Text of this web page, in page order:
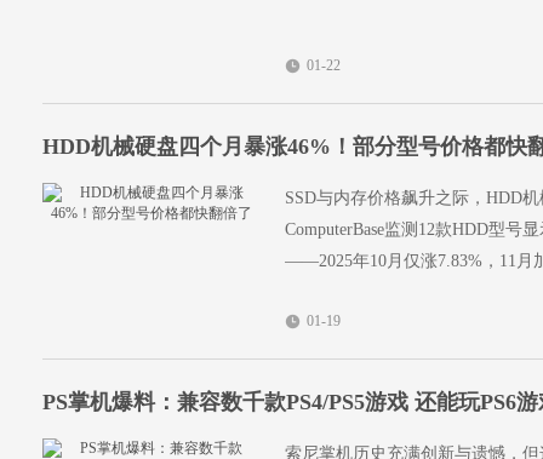
01-22
HDD机械硬盘四个月暴涨46%！部分型号价格都快
SSD与内存价格飙升之际，HDD
ComputerBase监测12款HDD型号
——2025年10月仅涨7.83%，11月
01-19
PS掌机爆料：兼容数千款PS4/PS5游戏 还能玩PS6
索尼掌机历史充满创新与遗憾，但